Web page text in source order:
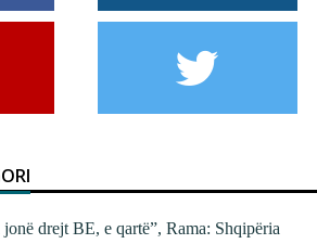
jonë drejt BE, e qartë”, Rama: Shqipëria